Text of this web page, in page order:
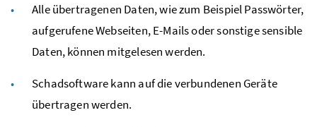
Alle übertragenen Daten, wie zum Beispiel Passwörter,
aufgerufene Webseiten, E-Mails oder sonstige sensible
Daten, können mitgelesen werden.
Schadsoftware kann auf die verbundenen Geräte
übertragen werden.